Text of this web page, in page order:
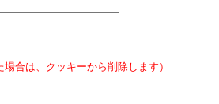
合は、クッキーから削除します）